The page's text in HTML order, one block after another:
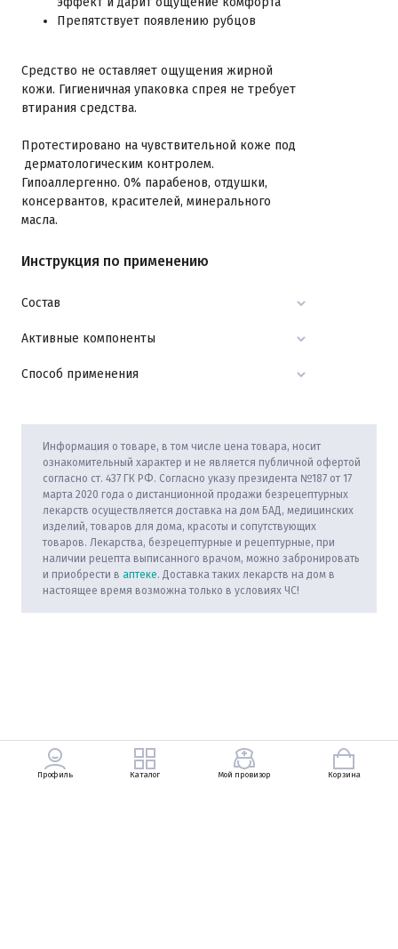
Препятствует появлению рубцов
Средство не оставляет ощущения жирной
кожи. Гигиеничная упаковка спрея не требует
втирания средства.
Протестировано на чувствительной коже под
дерматологическим контролем.
Гипоаллергенно. 0% парабенов, отдушки,
консервантов, красителей, минерального
масла.
Инструкция по применению
Состав
Активные компоненты
Способ применения
Информация о товаре, в том числе цена товара, носит
ознакомительный характер и не является публичной офертой
согласно ст. 437 ГК РФ. Согласно указу президента №187 от 17
марта 2020 года о дистанционной продажи безрецептурных
лекарств осуществляется доставка на дом БАД, медицинских
изделий, товаров для дома, красоты и сопутствующих
товаров. Лекарства, безрецептурные и рецептурные, при
наличии рецепта выписанного врачом, можно забронировать
и приобрести в аптеке. Доставка таких лекарств на дом в
настоящее время возможна только в условиях ЧС!
Профиль Каталог Мой провизор Корзина